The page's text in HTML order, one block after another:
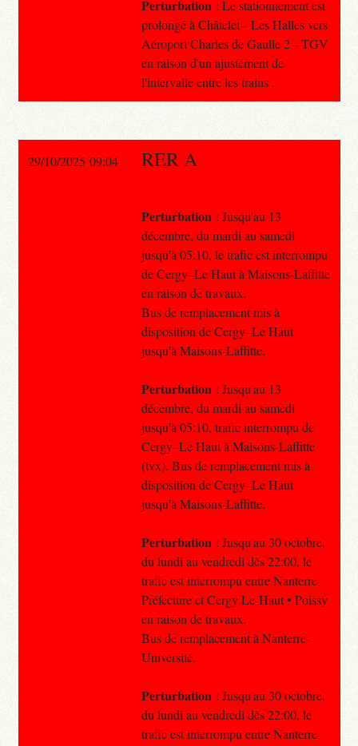
Perturbation : Le stationnement est
prolongé à Châtelet – Les Halles vers
Aéroport Charles de Gaulle 2 – TGV
en raison d'un ajustement de
l'intervalle entre les trains .
29/10/2025 09:04 RER A
Perturbation : Jusqu'au 13
décembre, du mardi au samedi
jusqu'à 05:10, le trafic est interrompu
de Cergy–Le Haut à Maisons-Laffitte
en raison de travaux.
Bus de remplacement mis à
disposition de Cergy–Le Haut
jusqu'à Maisons-Laffitte.
Perturbation : Jusqu'au 13
décembre, du mardi au samedi
jusqu'à 05:10, trafic interrompu de
Cergy–Le Haut à Maisons-Laffitte
(tvx). Bus de remplacement mis à
disposition de Cergy–Le Haut
jusqu'à Maisons-Laffitte.
Perturbation : Jusqu'au 30 octobre,
du lundi au vendredi dès 22:00, le
trafic est interrompu entre Nanterre-
Préfecture et Cergy Le-Haut • Poissy
en raison de travaux.
Bus de remplacement à Nanterre-
Université.
Perturbation : Jusqu'au 30 octobre,
du lundi au vendredi dès 22:00, le
trafic est interrompu entre Nanterre-